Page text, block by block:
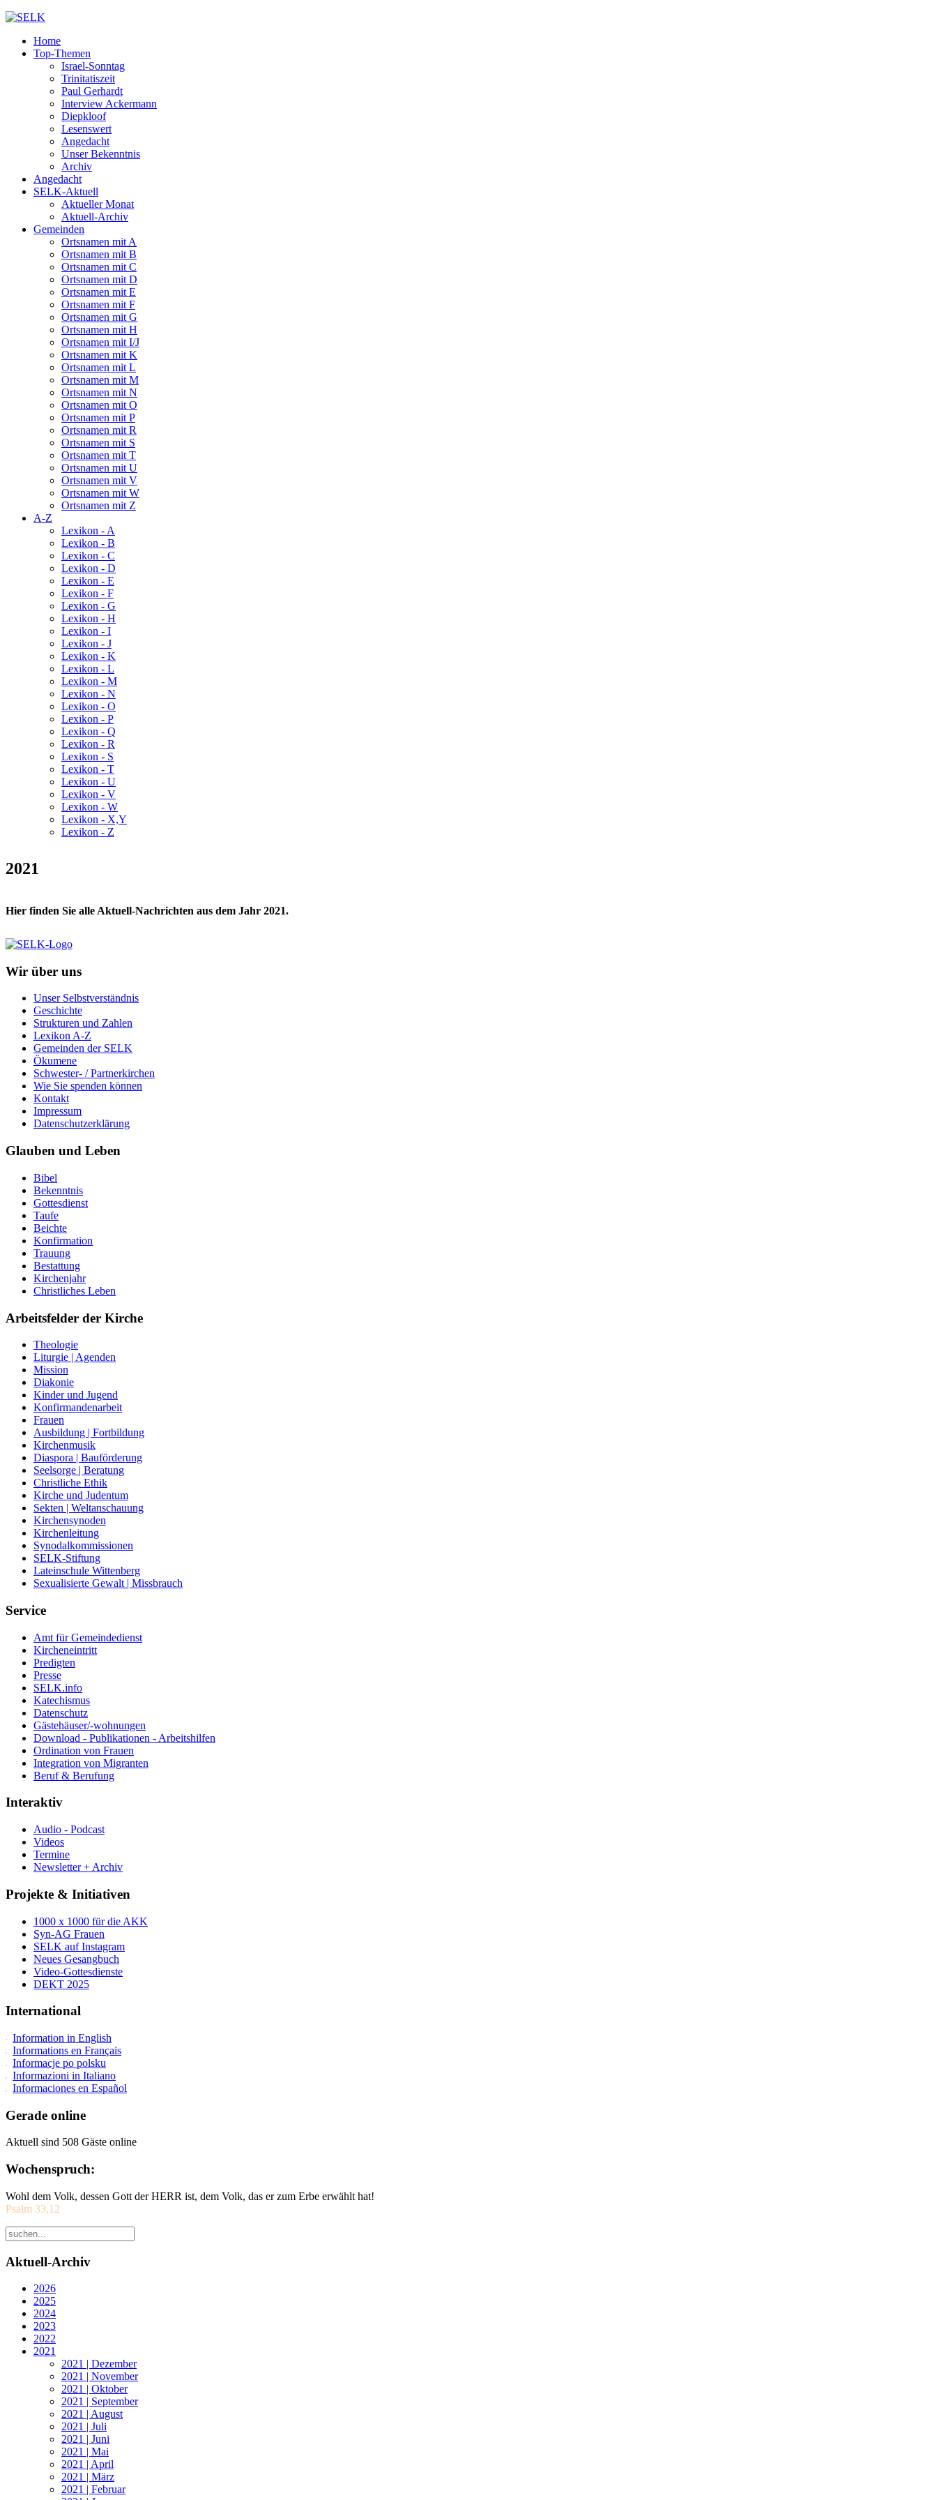
Home
Top-Themen
Israel-Sonntag
Trinitatiszeit
Paul Gerhardt
Interview Ackermann
Diepkloof
Lesenswert
Angedacht
Unser Bekenntnis
Archiv
Angedacht
SELK-Aktuell
Aktueller Monat
Aktuell-Archiv
Gemeinden
Ortsnamen mit A
Ortsnamen mit B
Ortsnamen mit C
Ortsnamen mit D
Ortsnamen mit E
Ortsnamen mit F
Ortsnamen mit G
Ortsnamen mit H
Ortsnamen mit I/J
Ortsnamen mit K
Ortsnamen mit L
Ortsnamen mit M
Ortsnamen mit N
Ortsnamen mit O
Ortsnamen mit P
Ortsnamen mit R
Ortsnamen mit S
Ortsnamen mit T
Ortsnamen mit U
Ortsnamen mit V
Ortsnamen mit W
Ortsnamen mit Z
A-Z
Lexikon - A
Lexikon - B
Lexikon - C
Lexikon - D
Lexikon - E
Lexikon - F
Lexikon - G
Lexikon - H
Lexikon - I
Lexikon - J
Lexikon - K
Lexikon - L
Lexikon - M
Lexikon - N
Lexikon - O
Lexikon - P
Lexikon - Q
Lexikon - R
Lexikon - S
Lexikon - T
Lexikon - U
Lexikon - V
Lexikon - W
Lexikon - X,Y
Lexikon - Z
2021
Hier finden Sie alle Aktuell-Nachrichten aus dem Jahr 2021.
Wir über uns
Unser Selbstverständnis
Geschichte
Strukturen und Zahlen
Lexikon A-Z
Gemeinden der SELK
Ökumene
Schwester- / Partnerkirchen
Wie Sie spenden können
Kontakt
Impressum
Datenschutzerklärung
Glauben und Leben
Bibel
Bekenntnis
Gottesdienst
Taufe
Beichte
Konfirmation
Trauung
Bestattung
Kirchenjahr
Christliches Leben
Arbeitsfelder der Kirche
Theologie
Liturgie | Agenden
Mission
Diakonie
Kinder und Jugend
Konfirmandenarbeit
Frauen
Ausbildung | Fortbildung
Kirchenmusik
Diaspora | Bauförderung
Seelsorge | Beratung
Christliche Ethik
Kirche und Judentum
Sekten | Weltanschauung
Kirchensynoden
Kirchenleitung
Synodalkommissionen
SELK-Stiftung
Lateinschule Wittenberg
Sexualisierte Gewalt | Missbrauch
Service
Amt für Gemeindedienst
Kircheneintritt
Predigten
Presse
SELK.info
Katechismus
Datenschutz
Gästehäuser/-wohnungen
Download - Publikationen - Arbeitshilfen
Ordination von Frauen
Integration von Migranten
Beruf & Berufung
Interaktiv
Audio - Podcast
Videos
Termine
Newsletter + Archiv
Projekte & Initiativen
1000 x 1000 für die AKK
Syn-AG Frauen
SELK auf Instagram
Neues Gesangbuch
Video-Gottesdienste
DEKT 2025
International
Information in English
Informations en Français
Informacje po polsku
Informazioni in Italiano
Informaciones en Español
Gerade online
Aktuell sind 508 Gäste online
Wochenspruch:
Wohl dem Volk, dessen Gott der HERR ist, dem Volk, das er zum Erbe erwählt hat!
Psalm 33,12
Aktuell-Archiv
2026
2025
2024
2023
2022
2021
2021 | Dezember
2021 | November
2021 | Oktober
2021 | September
2021 | August
2021 | Juli
2021 | Juni
2021 | Mai
2021 | April
2021 | März
2021 | Februar